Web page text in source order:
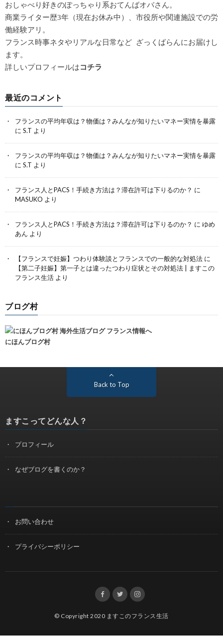
おしゃべり好きのぽっちゃり系おてんばオバさん。
商業ライター歴3年（現在お休み中）、市役所や関連施設での労
働経験アリ。
フランス時事ネタやリアルな日常など ざっくばらんにお届けし
ます。
詳しいプロフィールはコチラ
最近のコメント
フランスの平均年収は？物価は？みんなが知りたいマネー実情を暴露
に S.T より
フランスの平均年収は？物価は？みんなが知りたいマネー実情を暴露
に S.T より
フランス人とPACS！手続き方法は？滞在許可は下りるのか？ に
MASUKO より
フランス人とPACS！手続き方法は？滞在許可は下りるのか？ に ゆめ
あん より
【フランスで妊娠】つわり体験談とフランスでの一般的な対処法 に
【第二子妊娠】第一子とは違ったつわり症状とその対処法 | ますこの
フランス生活 より
ブログ村
にほんブログ村
Back to Top
ますこってどんな人？
プロフィール
なぜブログを書くのか？
お問い合わせ
プライバシーポリシー
© Copyright 2020 ますこのフランス生活